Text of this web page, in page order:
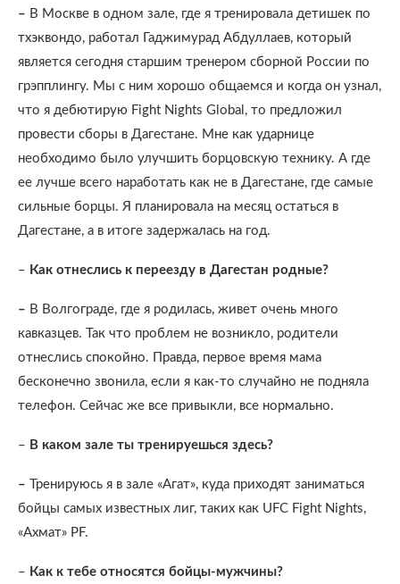
– В Москве в одном зале, где я тренировала детишек по
тхэквондо, работал Гаджимурад Абдуллаев, который
является сегодня старшим тренером сборной России по
грэпплингу. Мы с ним хорошо общаемся и когда он узнал,
что я дебютирую Fight Nights Global, то предложил
провести сборы в Дагестане. Мне как ударнице
необходимо было улучшить борцовскую технику. А где
ее лучше всего наработать как не в Дагестане, где самые
сильные борцы. Я планировала на месяц остаться в
Дагестане, а в итоге задержалась на год.
– Как отнеслись к переезду в Дагестан родные?
– В Волгограде, где я родилась, живет очень много
кавказцев. Так что проблем не возникло, родители
отнеслись спокойно. Правда, первое время мама
бесконечно звонила, если я как-то случайно не подняла
телефон. Сейчас же все привыкли, все нормально.
– В каком зале ты тренируешься здесь?
– Тренируюсь я в зале «Агат», куда приходят заниматься
бойцы самых известных лиг, таких как UFC Fight Nights,
«Ахмат» PF.
– Как к тебе относятся бойцы-мужчины?